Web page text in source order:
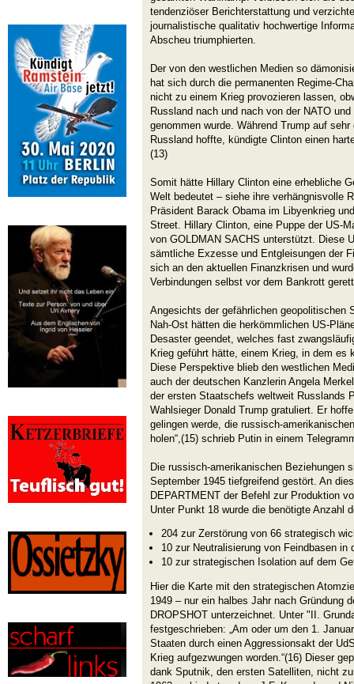
tendenziöser Berichterstattung und
journalistische qualitativ hochwertige
Abscheu triumphierten.
Der von den westlichen Medien so
hat sich durch die permanenten Regime-
nicht zu einem Krieg provozieren lassen,
Russland nach und nach von der NATO
genommen wurde. Während Trump auf
Russland hoffte, kündigte Clinton einen
(13)
Somit hätte Hillary Clinton eine erhebliche
Welt bedeutet – siehe ihre verhängnisvolle
Präsident Barack Obama im Libyenkrieg
Street. Hillary Clinton, eine Puppe der US-
von GOLDMAN SACHS unterstützt. Diese
sämtliche Exzesse und Entgleisungen der
sich an den aktuellen Finanzkrisen und
Verbindungen selbst vor dem Bankrott
Angesichts der gefährlichen geopolitischen
Nah-Ost hätten die herkömmlichen US-
Desaster geendet, welches fast
Krieg geführt hätte, einem Krieg, in dem es
Diese Perspektive blieb den westlichen
auch der deutschen Kanzlerin Angela
der ersten Staatschefs weltweit Russlands
Wahlsieger Donald Trump gratuliert. Er
gelingen werde, die russisch-
holen“,(15) schrieb Putin in einem
Die russisch-amerikanischen Beziehungen
September 1945 tiefgreifend gestört. An
DEPARTMENT der Befehl zur Produktion
Unter Punkt 18 wurde die benötigte Anzahl
204 zur Zerstörung von 66 strategisch
10 zur Neutralisierung von Feindbasen in
10 zur strategischen Isolation auf dem
Hier die Karte mit den strategischen
1949 – nur ein halbes Jahr nach Gründung
DROPSHOT unterzeichnet. Unter "II.
festgeschrieben: „Am oder um den 1.
Staaten durch einen Aggressionsakt der
Krieg aufgezwungen worden.“(16) Dieser
dank Sputnik, den ersten Satelliten, nicht